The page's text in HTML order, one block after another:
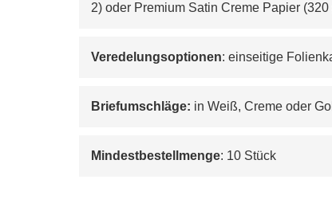
2) oder Premium Satin Creme Papier (320
Veredelungsoptionen: einseitige
Briefumschläge: in Weiß, Creme oder
Mindestbestellmenge: 10 Stück